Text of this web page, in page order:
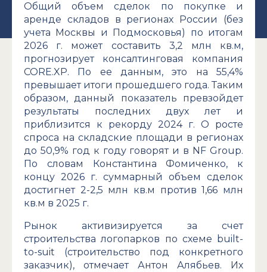
Общий объем сделок по покупке и
аренде складов в регионах России (без
учета Москвы и Подмосковья) по итогам
2026 г. может составить 3,2 млн кв.м,
прогнозирует консалтинговая компания
CORE.XP. По ее данным, это на 55,4%
превышает итоги прошедшего года. Таким
образом, данный показатель превзойдет
результаты последних двух лет и
приблизится к рекорду 2024 г. О росте
спроса на складские площади в регионах
до 50,9% год к году говорят и в NF Group.
По словам Константина Фомиченко, к
концу 2026 г. суммарный объем сделок
достигнет 2-2,5 млн кв.м против 1,66 млн
кв.м в 2025 г.
Рынок активизируется за счет
строительства логопарков по схеме built-
to-suit (строительство под конкретного
заказчик), отмечает Антон Алябьев. Их